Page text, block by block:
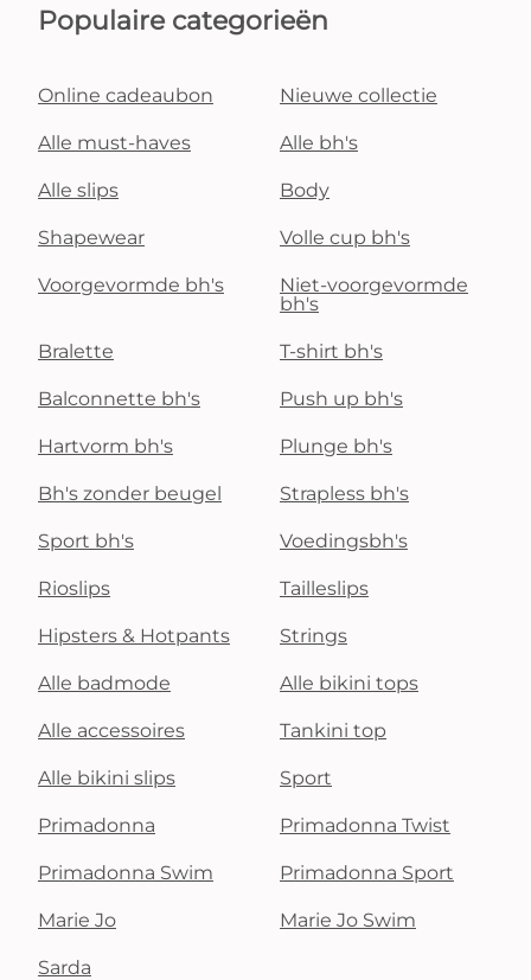
Populaire categorieën
Online cadeaubon Nieuwe collectie
Alle must-haves Alle bh's
Alle slips Body
Shapewear Volle cup bh's
Voorgevormde bh's
Niet-voorgevormde
bh's
Bralette T-shirt bh's
Balconnette bh's Push up bh's
Hartvorm bh's Plunge bh's
Bh's zonder beugel Strapless bh's
Sport bh's Voedingsbh's
Rioslips Tailleslips
Hipsters & Hotpants Strings
Alle badmode Alle bikini tops
Alle accessoires Tankini top
Alle bikini slips Sport
Primadonna Primadonna Twist
Primadonna Swim Primadonna Sport
Marie Jo Marie Jo Swim
Sarda